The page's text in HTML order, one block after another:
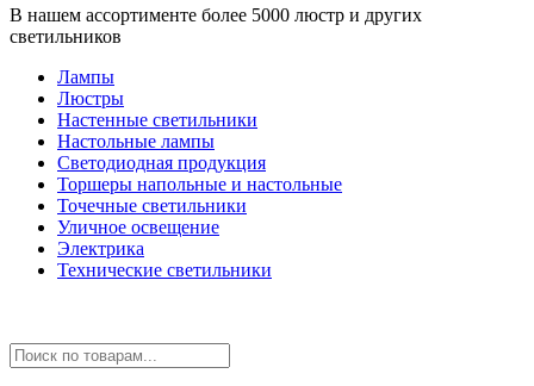
В нашем ассортименте более 5000 люстр и других
светильников
Лампы
Люстры
Настенные светильники
Настольные лампы
Светодиодная продукция
Торшеры напольные и настольные
Точечные светильники
Уличное освещение
Электрика
Технические светильники